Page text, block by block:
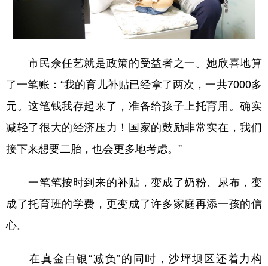
市民佘任艺就是政策的受益者之一。她欣喜地算
了一笔账：“我的育儿补贴已经拿了两次，一共7000多
元。这笔钱我存起来了，准备给孩子上托育用。确实
减轻了很大的经济压力！国家的鼓励非常实在，我们
接下来想要二胎，也会更多地考虑。”
一笔笔按时到来的补贴，变成了奶粉、尿布，变
成了托育班的学费，更变成了许多家庭再添一孩的信
心。
在真金白银“减负”的同时，沙坪坝区还着力构